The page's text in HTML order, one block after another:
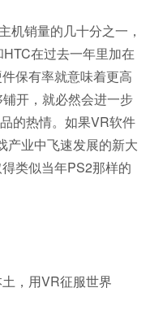
机销量的几十分之一，
在过去一年里加在
保有率就意味着更高
开，就必然会进一步
的热情。如果VR软件
产业中飞速发展的新大
类似当年PS2那样的